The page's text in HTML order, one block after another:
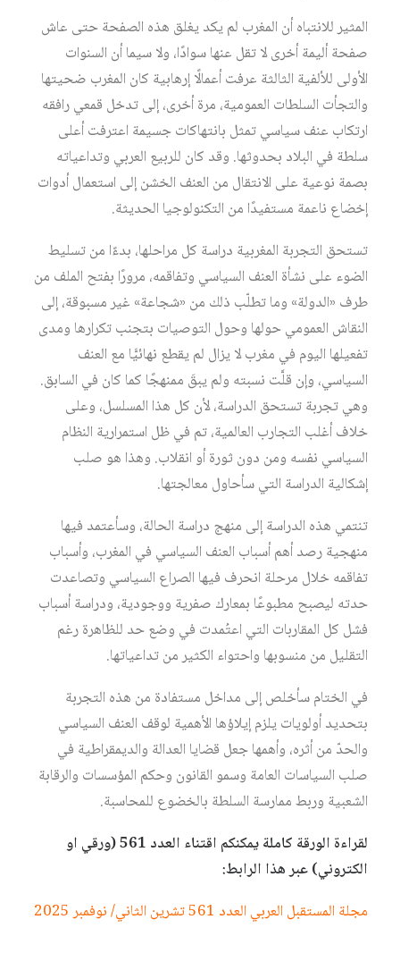
المثير للانتباه أن المغرب لم يكد يغلق هذه الصفحة حتى عاش
صفحة أليمة أخرى لا تقل عنها سوادًا، ولا سيما أن السنوات
الأولى للألفية الثالثة عرفت أعمالًا إرهابية كان المغرب ضحيتها
والتجأت السلطات العمومية، مرة أخرى، إلى تدخل قمعي رافقه
ارتكاب عنف سياسي تمثل بانتهاكات جسيمة اعترفت أعلى
سلطة في البلاد بحدوثها. وقد كان للربيع العربي وتداعياته
بصمة نوعية على الانتقال من العنف الخشن إلى استعمال أدوات
إخضاع ناعمة مستفيدًا من التكنولوجيا الحديثة.
تستحق التجربة المغربية دراسة كل مراحلها، بدءًا من تسليط
الضوء على نشأة العنف السياسي وتفاقمه، مرورًا بفتح الملف من
طرف «الدولة» وما تطلّب ذلك من «شجاعة» غير مسبوقة، إلى
النقاش العمومي حولها وحول التوصيات بتجنب تكرارها ومدى
تفعيلها اليوم في مغرب لا يزال لم يقطع نهائيًّا مع العنف
السياسي، وإن قلَّت نسبته ولم يبقَ ممنهجًا كما كان في السابق.
وهي تجربة تستحق الدراسة، لأن كل هذا المسلسل، وعلى
خلاف أغلب التجارب العالمية، تم في ظل استمرارية النظام
السياسي نفسه ومن دون ثورة أو انقلاب. وهذا هو صلب
إشكالية الدراسة التي سأحاول معالجتها.
تنتمي هذه الدراسة إلى منهج دراسة الحالة، وسأعتمد فيها
منهجية رصد أهم أسباب العنف السياسي في المغرب، وأسباب
تفاقمه خلال مرحلة انحرف فيها الصراع السياسي وتصاعدت
حدته ليصبح مطبوعًا بمعارك صفرية ووجودية، ودراسة أسباب
فشل كل المقاربات التي اعتُمدت في وضع حد للظاهرة رغم
التقليل من منسوبها واحتواء الكثير من تداعياتها.
في الختام سأخلص إلى مداخل مستفادة من هذه التجربة
بتحديد أولويات يلزم إيلاؤها الأهمية لوقف العنف السياسي
والحدّ من أثره، وأهمها جعل قضايا العدالة والديمقراطية في
صلب السياسات العامة وسمو القانون وحكم المؤسسات والرقابة
الشعبية وربط ممارسة السلطة بالخضوع للمحاسبة.
لقراءة الورقة كاملة يمكنكم اقتناء العدد 561 (ورقي او
الكتروني) عبر هذا الرابط:
مجلة المستقبل العربي العدد 561 تشرين الثاني/ نوفمبر 2025